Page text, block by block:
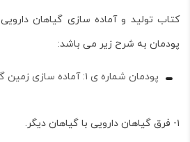
کتابتولید و آماده سازی گیاهان دارویی
پودمان به شرح زیر می باشد:
پودمان شماره ی ۱: آماده سازی زمین گیاهان دارویی.
۱- فرق گیاهان دارویی با گیاهان دیگر.